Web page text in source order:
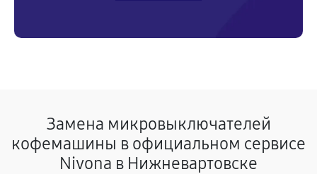
Замена микровыключателей
кофемашины в официальном сервисе
Nivona в Нижневартовске